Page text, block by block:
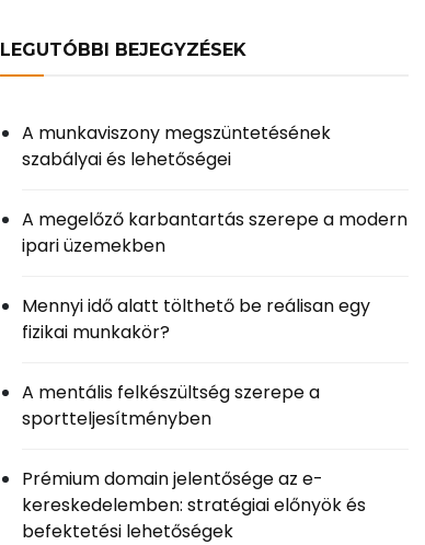
LEGUTÓBBI BEJEGYZÉSEK
A munkaviszony megszüntetésének
szabályai és lehetőségei
A megelőző karbantartás szerepe a modern
ipari üzemekben
Mennyi idő alatt tölthető be reálisan egy
fizikai munkakör?
A mentális felkészültség szerepe a
sportteljesítményben
Prémium domain jelentősége az e-
kereskedelemben: stratégiai előnyök és
befektetési lehetőségek